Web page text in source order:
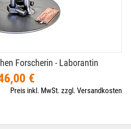
Forscherin - Laborantin
€
Preis inkl. MwSt. zzgl. Versandkosten